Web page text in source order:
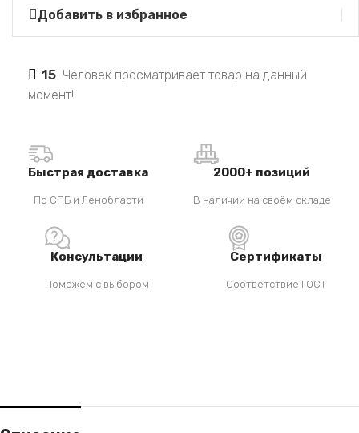
Добавить в избранное
15 Человек просматривает товар на данный
момент!
Быстрая доставка
По СПБ и Ленобласти
2000+ позиций
В наличии на своём складе
Консультации
Поможем с выбором
Сертификаты
Соответствие ГОСТ